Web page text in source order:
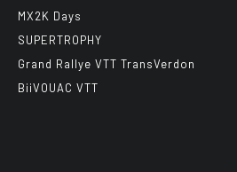
MX2K Days
SUPERTROPHY
Grand Rallye VTT TransVerdon
BiiVOUAC VTT